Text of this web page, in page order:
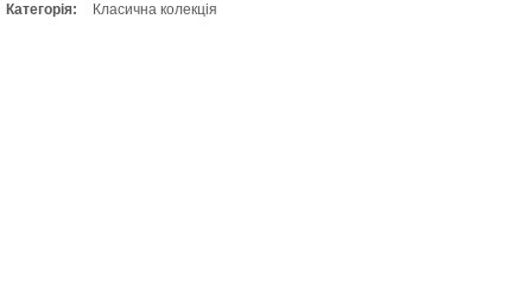
Категорія: Класична колекція